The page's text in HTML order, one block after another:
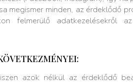
megismer minden, az érdeklődő
felmerülő adatkezelésekről
azok nélkül az érdeklődő